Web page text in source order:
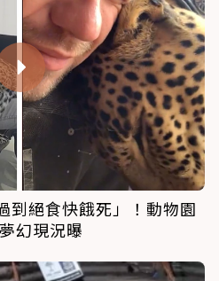
到絕食快餓死」！動物園
幻現況曝